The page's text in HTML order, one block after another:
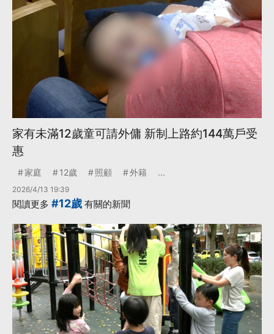
家有未滿12歲童可請外傭 新制上路約144萬戶受
惠
家庭 12歲 照顧 外籍 ...
2026/4/13 19:39
閱讀更多 #12歲 有關的新聞